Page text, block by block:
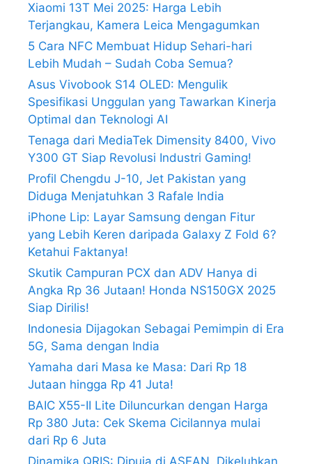
Xiaomi 13T Mei 2025: Harga Lebih
Terjangkau, Kamera Leica Mengagumkan
5 Cara NFC Membuat Hidup Sehari-hari
Lebih Mudah – Sudah Coba Semua?
Asus Vivobook S14 OLED: Mengulik
Spesifikasi Unggulan yang Tawarkan Kinerja
Optimal dan Teknologi AI
Tenaga dari MediaTek Dimensity 8400, Vivo
Y300 GT Siap Revolusi Industri Gaming!
Profil Chengdu J-10, Jet Pakistan yang
Diduga Menjatuhkan 3 Rafale India
iPhone Lip: Layar Samsung dengan Fitur
yang Lebih Keren daripada Galaxy Z Fold 6?
Ketahui Faktanya!
Skutik Campuran PCX dan ADV Hanya di
Angka Rp 36 Jutaan! Honda NS150GX 2025
Siap Dirilis!
Indonesia Dijagokan Sebagai Pemimpin di Era
5G, Sama dengan India
Yamaha dari Masa ke Masa: Dari Rp 18
Jutaan hingga Rp 41 Juta!
BAIC X55-II Lite Diluncurkan dengan Harga
Rp 380 Juta: Cek Skema Cicilannya mulai
dari Rp 6 Juta